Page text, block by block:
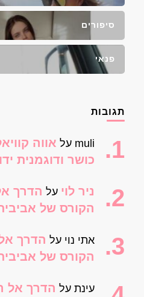
סיפורים
פנאי
תגובות
muli על אווה
כושר ודוגמנית
ניר לוי על הדרך
הקורס של
אתי נוי על הדרך
הקורס של
עינת על הדרך אל